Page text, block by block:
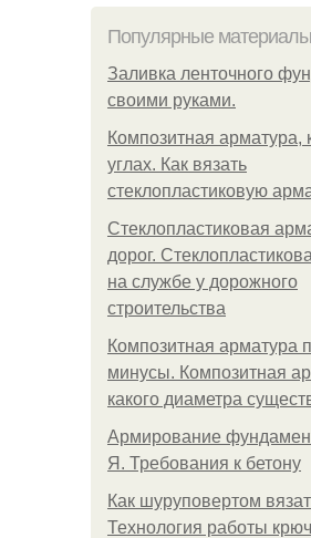
Популярные материалы
Заливка ленточного
своими руками.
Композитная арматура,
углах. Как вязать
стеклопластиковую
Стеклопластиковая
дорог.
на службе у дорожного
строительства
Композитная арматура
минусы. Композитная
какого диаметра
Армирование
Я. Требования к бетону
Как шуруповертом
Технология работы